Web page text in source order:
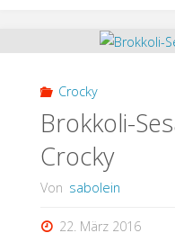
Cake
Crocky
Brokkoli-
Crocky
Von sabolein
22. März 2016